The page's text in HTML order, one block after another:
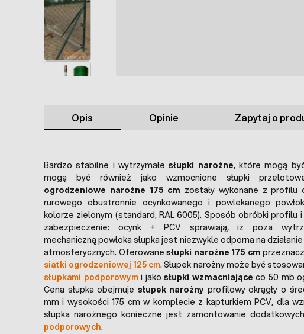
Opis Opinie Zapytaj o
Bardzo stabilne i wytrzymałesłupki narożne, które mogą
mogą być również jako wzmocnione słupki
ogrodzeniowe narożne 175 cm zostały wykonane z profilu
rurowego obustronnie ocynkowanego i powlekanego
kolorze zielonym (standard, RAL 6005). Sposób obróbki profilu
zabezpieczenie: ocynk + PCV sprawiają, iż poza
mechaniczną powłoka słupka jest niezwykle odporna na
atmosferycznych. Oferowanesłupki narożne 175 cm
siatki ogrodzeniowej 125 cm. Słupek narożny może być
słupkami podporowymi jakosłupki wzmacniające co 50 mb
Cena słupka obejmuje słupek narożny profilowy okrągły o
mm i wysokości 175 cm w komplecie z kapturkiem PCV, dla
słupka narożnego konieczne jest zamontowanie dodatkowych
podporowych.